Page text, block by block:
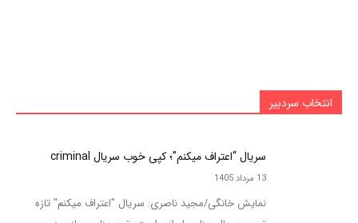
انتخاب سردبیر
سریال “اعتراف میکنم”؛ کپی خوب سریال criminal
13 مرداد 1405
نمایش خانگی/مجید ناصری: سریال "اعتراف میکنم" تازه